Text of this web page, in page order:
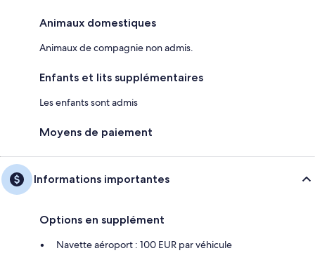
Animaux domestiques
Animaux de compagnie non admis.
Enfants et lits supplémentaires
Les enfants sont admis
Moyens de paiement
Informations importantes
Options en supplément
Navette aéroport : 100 EUR par véhicule